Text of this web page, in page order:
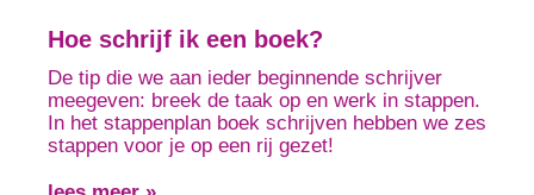
Hoe schrijf ik een boek?
De tip die we aan ieder beginnende schrijver
meegeven: breek de taak op en werk in stappen.
In het stappenplan boek schrijven hebben we zes
stappen voor je op een rij gezet!